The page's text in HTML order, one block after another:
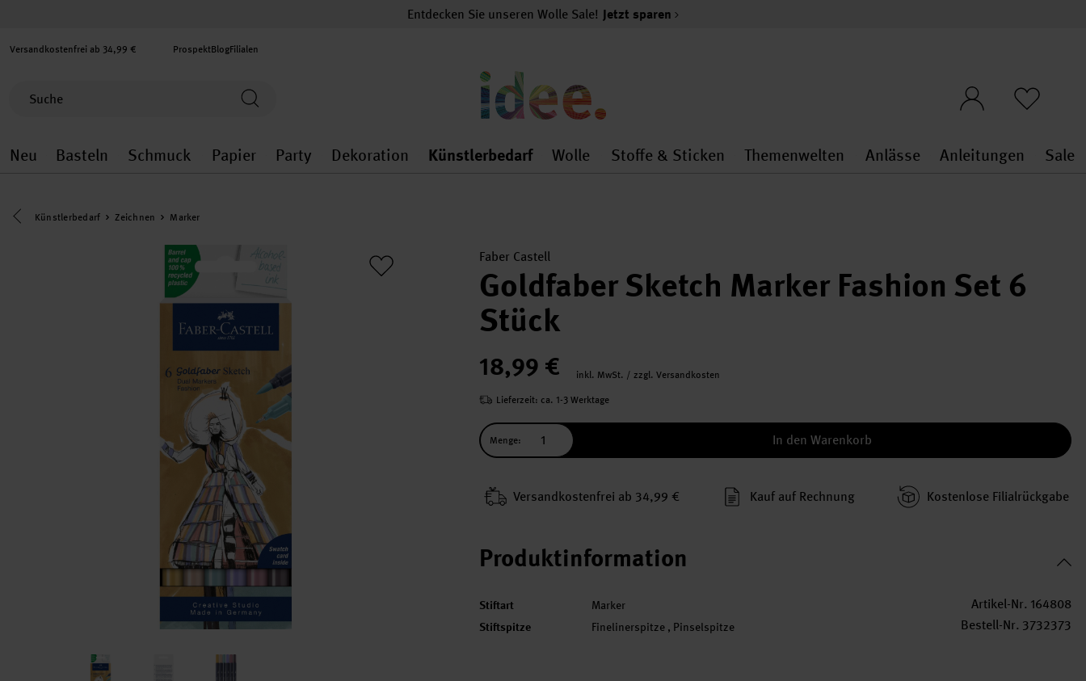
Entdecken Sie unseren Wolle Sale! Jetzt sparen
Versandkostenfrei ab 34,99 € ProspektBlogFilialen
Neu
Neu general.openMenu
Basteln
Basteln general.openMenu
Schmuck
Schmuck general.openMenu
Papier
Papier general.openMenu
Party
Party general.openMenu
Dekoration
Dekoration general.openMenu
Künstlerbedarf
Künstlerbedarf general.openMenu
Wolle
Wolle general.openMenu
Stoffe & Sticken
Stoffe & Sticken general.openMenu
Themenwelten
Themenwelten
Anlässe
Anlässe
Anleitungen Sale
Eine Kategorie zurück navigieren
Künstlerbedarf Zeichnen Marker
Faber Castell
Goldfaber Sketch Marker Fashion Set 6
Stück
18,99 €
inkl. MwSt. / zzgl. Versandkosten
Lieferzeit: ca. 1-3 Werktage
Menge: In den Warenkorb
Versand­kosten­frei ab 34,99 € Kauf auf Rechnung Kosten­lose Filial­rückgabe
Produktinformation
Stiftart Marker
Stiftspitze Finelinerspitze , Pinselspitze
Artikel-Nr. 164808
Bestell-Nr. 3732373